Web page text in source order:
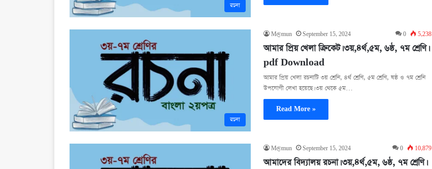
রচনা
রচনা
M@mun September 15, 2024 0 5,238
আমার প্রিয় খেলা ক্রিকেট। ৩য়,৪র্থ,৫ম, ৬ষ্ঠ, ৭ম শ্রেণি।
pdf Download
আমার প্রিয় খেলা রচনাটি ৩য় শ্রেনি, ৪র্থ শ্রেণি, ৫ম শ্রেণি, ষষ্ঠ ও ৭ম শ্রেনি
উপযোগী লেখা হয়েছে। ৩য় থেকে ৫ম…
Read More »
M@mun September 15, 2024 0 10,879
আমাদের বিদ্যালয় রচনা। ৩য়,৪র্থ,৫ম, ৬ষ্ঠ, ৭ম শ্রেণি।